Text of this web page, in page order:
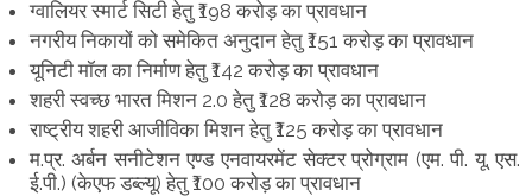
ग्वालियर स्मार्ट सिटी हेतु ₹198 करोड़ का प्रावधान
नगरीय निकायों को समेकित अनुदान हेतु ₹151 करोड़ का प्रावधान
यूनिटी मॉल का निर्माण हेतु ₹142 करोड़ का प्रावधान
शहरी स्वच्छ भारत मिशन 2.0 हेतु ₹128 करोड़ का प्रावधान
राष्ट्रीय शहरी आजीविका मिशन हेतु ₹125 करोड़ का प्रावधान
म.प्र. अर्बन सनीटेशन एण्ड एनवायरमेंट सेक्टर प्रोग्राम (एम. पी. यू. एस.
ई.पी.) (केएफ डब्ल्यू) हेतु ₹100 करोड़ का प्रावधान